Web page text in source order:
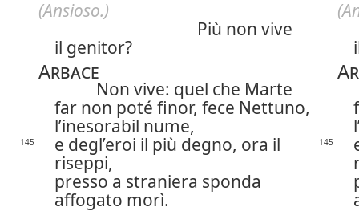
(Ansioso.)
Più non vive
il genitor?
Arbace
Non vive: quel che Marte
far non poté finor, fece Nettuno,
l’inesorabil nume,
145
e degl’eroi il più degno, ora il
riseppi,
145
presso a straniera sponda
affogato morì.